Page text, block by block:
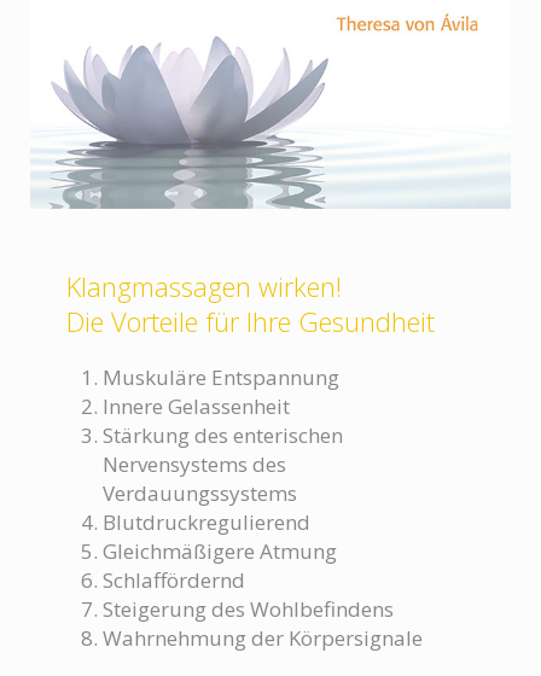
Klangmassagen wirken!
Die Vorteile für Ihre Gesundheit
Muskuläre Entspannung
Innere Gelassenheit
Stärkung des enterischen
Nervensystems des
Verdauungssystems
Blutdruckregulierend
Gleichmäßigere Atmung
Schlaffördernd
Steigerung des Wohlbefindens
Wahrnehmung der Körpersignale